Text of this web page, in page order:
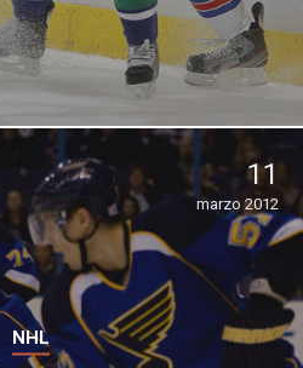
11
marzo 2012
NHL